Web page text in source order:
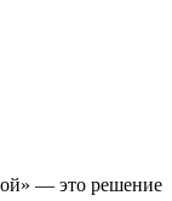
— это решение